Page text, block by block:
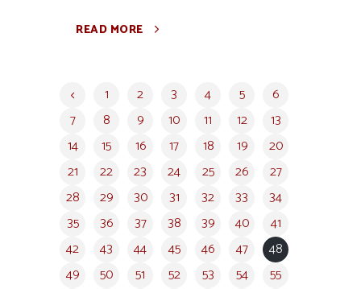
READ MORE
1 2 3 4 5
6
7
8 9 10 11 12
13
14
15 16 17 18 19
20
21
22 23 24 25 26
27
28
29 30 31 32 33
34
35
36 37 38 39 40
41
42
43 44 45 46 47
48
49
50 51 52 53 54
55